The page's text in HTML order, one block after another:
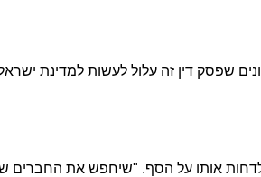
שפסק דין זה עלול לעשות למדינת
אותו על הסף. "שיחפש את החברים